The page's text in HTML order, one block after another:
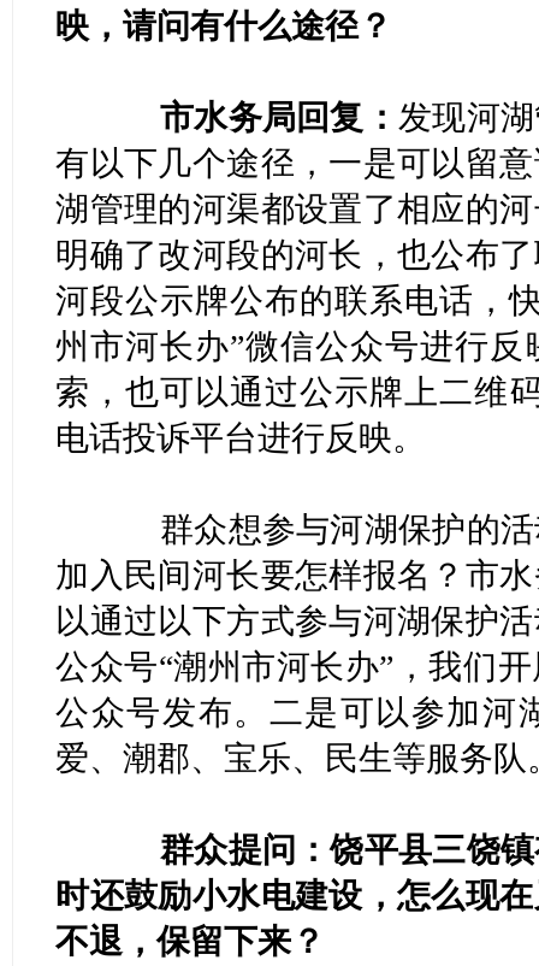
映，请问有什么途径？
市水务局回复： 发现河
有以下几个途径，一是可以留
湖管理的河渠都设置了相应的
明确了改河段的河长，也公布
河段公示牌公布的联系电话，
州市河长办”微信公众号进行
索，也可以通过公示牌上二维
电话投诉平台进行反映。
群众想参与河湖保护的活
加入民间河长要怎样报名？市
以通过以下方式参与河湖保护
公众号“潮州市河长办”，我们
公众号发布。二是可以参加河
爱、潮郡、宝乐、民生等服务队
群众提问：饶平县三饶
时还鼓励小水电建设，怎么现
不退，保留下来？